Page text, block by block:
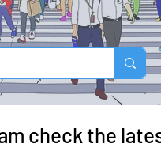
check the